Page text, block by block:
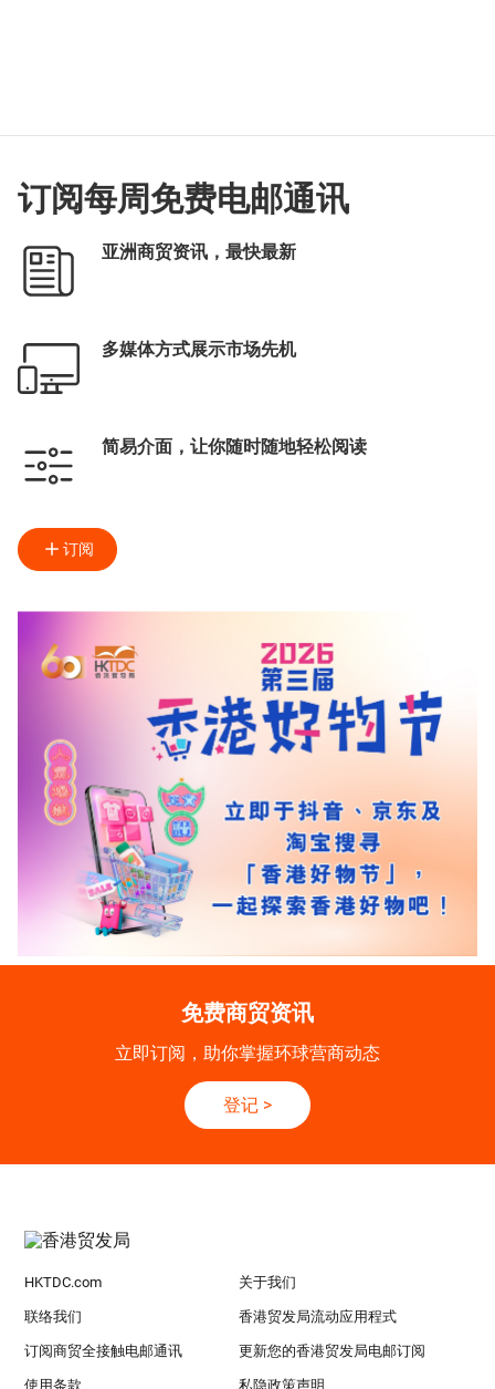
订阅每周免费电邮通讯
亚洲商贸资讯，最快最新
多媒体方式展示市场先机
简易介面，让你随时随地轻松阅读
订阅
免费商贸资讯
立即订阅，助你掌握环球营商动态
登记 >
HKTDC.com 关于我们
联络我们 香港贸发局流动应用程式
订阅商贸全接触电邮通讯 更新您的香港贸发局电邮订阅
使用条款 私隐政策声明